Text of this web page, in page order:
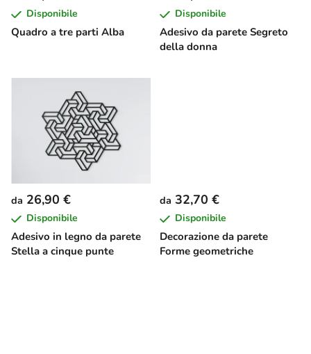
p
o
Quadro a tre parti Alba
Disponibile
Adesivo da parete Segreto
della donna
Disponibile
Adesivo in legno da parete
Stella a cinque punte
da 26,90 €
Disponibile
Decorazione da parete
Forme geometriche
da 32,70 €
Disponibile